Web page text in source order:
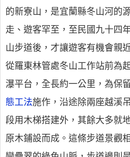
的新寮山，是宜蘭縣冬山河的
走、遊客罕至，至民國九十四
山步道後，才讓遊客有機會親
從羅東林管處冬山工作站前為
瀑平台，全長約一公里，為保
態工法施作，沿途除兩座越溪
段用木梯搭建外，其餘大多就
原木鋪設而成。這條步道景觀